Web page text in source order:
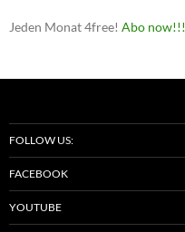
Jeden Monat 4free! Abo now!!!
FOLLOW US:
FACEBOOK
YOUTUBE